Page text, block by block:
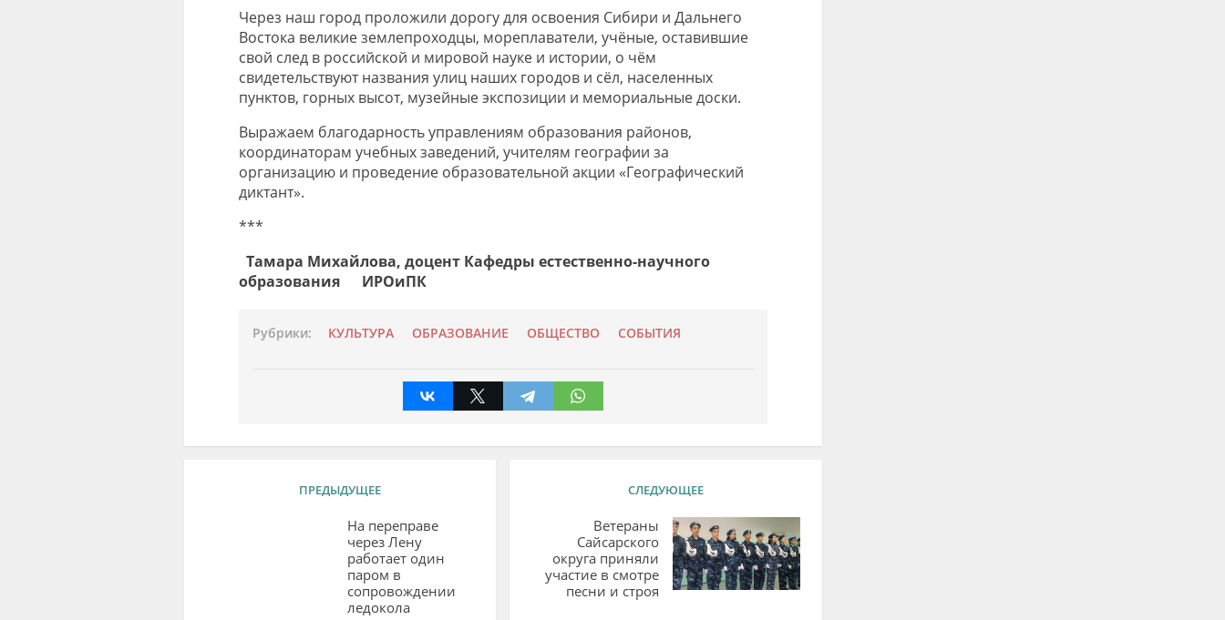
Через наш город проложили дорогу для освоения Сибири и Дальнего
Востока великие землепроходцы, мореплаватели, учёные, оставившие
свой след в российской и мировой науке и истории, о чём
свидетельствуют названия улиц наших городов и сёл, населенных
пунктов, горных высот, музейные экспозиции и мемориальные доски.
Выражаем благодарность управлениям образования районов,
координаторам учебных заведений, учителям географии за
организацию и проведение образовательной акции «Географический
диктант».
***
Тамара Михайлова, доцент Кафедры естественно-научного
образования
ИРОиПК
Рубрики: КУЛЬТУРА ОБРАЗОВАНИЕ ОБЩЕСТВО СОБЫТИЯ
ПРЕДЫДУЩЕЕ
На переправе
через Лену
работает один
паром в
сопровождении
ледокола
СЛЕДУЮЩЕЕ
Ветераны
Сайсарского
округа приняли
участие в смотре
песни и строя